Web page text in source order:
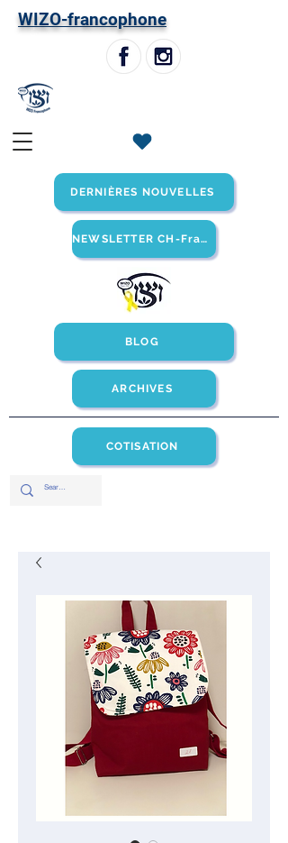
WIZO-francophone
ARCHIVES
DERNIÈRES NOUVELLES
COTISATION
NEWSLETTER CH-Francophone
BLOG